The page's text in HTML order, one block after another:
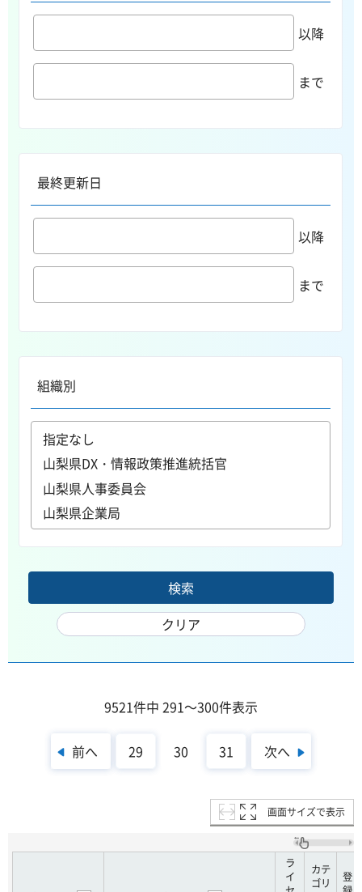
以降
まで
最終更新日
以降
まで
組織別
9521件中 291～300件表示
前へ 29 30 31 次へ
画面サイズで表示
ラ
イ
カテ
ゴリ
登